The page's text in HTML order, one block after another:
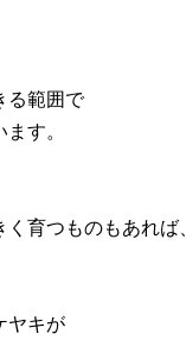
る範囲で
す。
育つものもあれば、
ヤキが